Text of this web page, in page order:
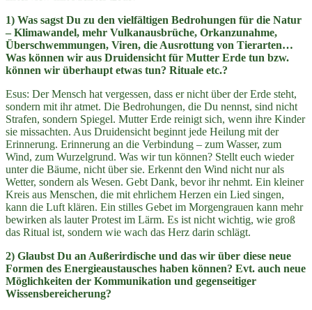
1) Was sagst Du zu den vielfältigen Bedrohungen für die Natur
– Klimawandel, mehr Vulkanausbrüche, Orkanzunahme,
Überschwemmungen, Viren, die Ausrottung von Tierarten…
Was können wir aus Druidensicht für Mutter Erde tun bzw.
können wir überhaupt etwas tun? Rituale etc.?
Esus: Der Mensch hat vergessen, dass er nicht über der Erde steht,
sondern mit ihr atmet. Die Bedrohungen, die Du nennst, sind nicht
Strafen, sondern Spiegel. Mutter Erde reinigt sich, wenn ihre Kinder
sie missachten. Aus Druidensicht beginnt jede Heilung mit der
Erinnerung. Erinnerung an die Verbindung – zum Wasser, zum
Wind, zum Wurzelgrund. Was wir tun können? Stellt euch wieder
unter die Bäume, nicht über sie. Erkennt den Wind nicht nur als
Wetter, sondern als Wesen. Gebt Dank, bevor ihr nehmt. Ein kleiner
Kreis aus Menschen, die mit ehrlichem Herzen ein Lied singen,
kann die Luft klären. Ein stilles Gebet im Morgengrauen kann mehr
bewirken als lauter Protest im Lärm. Es ist nicht wichtig, wie groß
das Ritual ist, sondern wie wach das Herz darin schlägt.
2) Glaubst Du an Außerirdische und das wir über diese neue
Formen des Energieaustausches haben können? Evt. auch neue
Möglichkeiten der Kommunikation und gegenseitiger
Wissensbereicherung?